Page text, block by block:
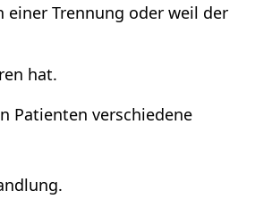
einer Trennung oder weil der
hat.
Patienten verschiedene